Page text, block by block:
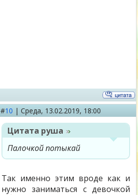
#10 | Среда, 13.02.2019, 18:00
Цитата руша
Палочкой потыкай
Так именно этим вроде как и
нужно заниматься с девочкой